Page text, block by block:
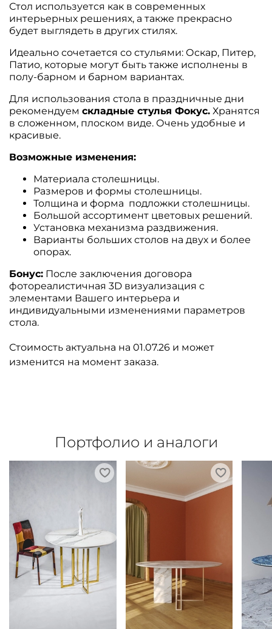
Стол используется как в современных
интерьерных решениях, а также прекрасно
будет выглядеть в других стилях.
Идеально сочетается со стульями: Оскар, Питер,
Патио, которые могут быть также исполнены в
полу-барном и барном вариантах.
Для использования стола в праздничные дни
рекомендуем складные стулья Фокус. Хранятся
в сложенном, плоском виде. Очень удобные и
красивые.
Возможные изменения:
Материала столешницы.
Размеров и формы столешницы.
Толщина и форма подложки столешницы.
Большой ассортимент цветовых решений.
Установка механизма раздвижения.
Варианты больших столов на двух и более
опорах.
Бонус: После заключения договора
фотореалистичная 3D визуализация с
элементами Вашего интерьера и
индивидуальными изменениями параметров
стола.
Стоимость актуальна на 01.07.26 и может
изменится на момент заказа.
Портфолио и аналоги